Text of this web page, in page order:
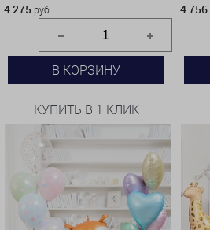
4 275 руб.
В КОРЗИНУ
КУПИТЬ В 1 КЛИК
4 756